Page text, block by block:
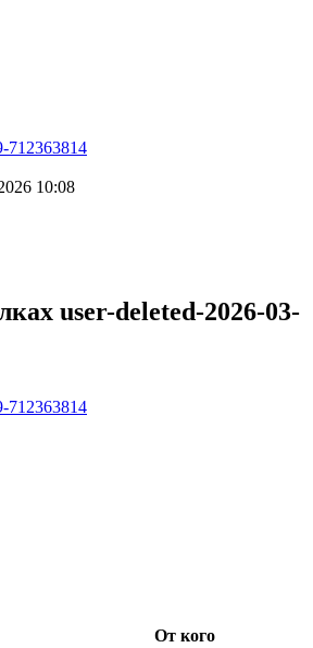
712363814
10:08
user-deleted-2026-03-
712363814
От кого